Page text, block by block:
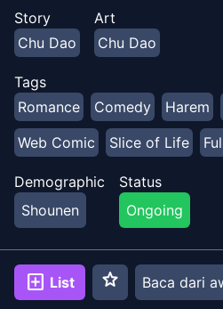
pergi ke tempat yang
Chongnan untuk belajar,
satunya anak laki-laki di
mata orang lain ini adalah
kenyataannya masa depan
akan …
Story
Chu Dao
Art
Chu Dao
Tags
Romance
Comedy Harem
Web Comic
Slice of Life
Demographic
Shounen
Status
Ongoing
add_box List star Baca dari